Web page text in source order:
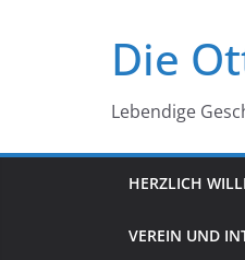
Die
Lebendige
HERZLICH
VEREIN UND